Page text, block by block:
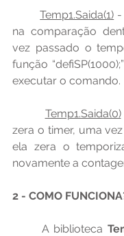
Temp1.Saida(1) -
na comparação
vez passado o
função
executar o comando.
Temp1.Saida(0)
zera o timer, uma
ela zera o
novamente a
2 - COMO
	A biblioteca